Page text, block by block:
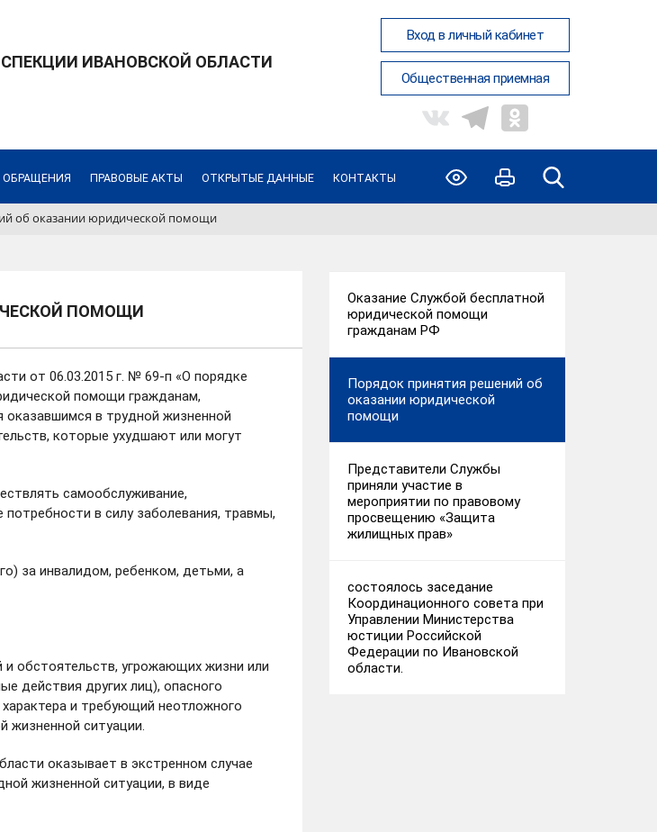
ИВАНОВСКОЙ ОБЛАСТИ
Вход в личный кабинет
Общественная приемная
ОБРАЩЕНИЯ ПРАВОВЫЕ АКТЫ ОТКРЫТЫЕ ДАННЫЕ КОНТАКТЫ
об оказании юридической помощи
ПОМОЩИ
от 06.03.2015 г. № 69-п «О порядке
помощи гражданам,
оказавшимся в трудной жизненной
которые ухудшают или могут
самообслуживание,
в силу заболевания, травмы,
за инвалидом, ребенком, детьми, а
и обстоятельств, угрожающих жизни или
действия других лиц), опасного
и требующий неотложного
жизненной ситуации.
оказывает в экстренном случае
жизненной ситуации, в виде
Оказание Службой бесплатной
юридической помощи
гражданам РФ
Порядок принятия решений об
оказании юридической
помощи
Представители Службы
приняли участие в
мероприятии по правовому
просвещению «Защита
жилищных прав»
состоялось заседание
Координационного совета при
Управлении Министерства
юстиции Российской
Федерации по Ивановской
области.